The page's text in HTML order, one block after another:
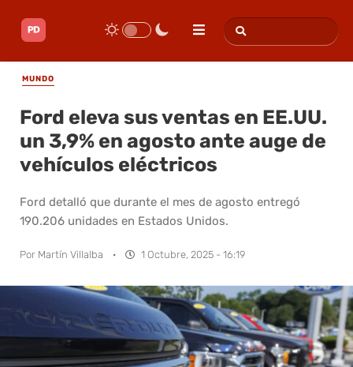
MUNDO
Ford eleva sus ventas en EE.UU.
un 3,9% en agosto ante auge de
vehículos eléctricos
Ford detalló que durante el mes de agosto entregó
190.206 unidades en Estados Unidos.
Por Martín Villalba · 1 Octubre, 2025 - 16:19